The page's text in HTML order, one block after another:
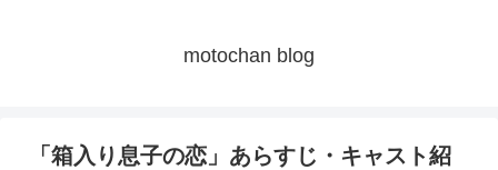
motochan blog
「箱入り息子の恋」あらすじ・キャスト紹